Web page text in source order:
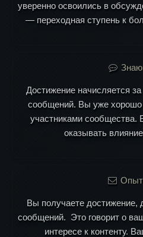
уверенно освоились в
— переходная ступень к
Достижение начисляется
сообщений. Вы уже хорошо
участниками сообщества.
оказывать
Вы получаете достижение,
сообщений. Это говорит о
интересе к контенту.